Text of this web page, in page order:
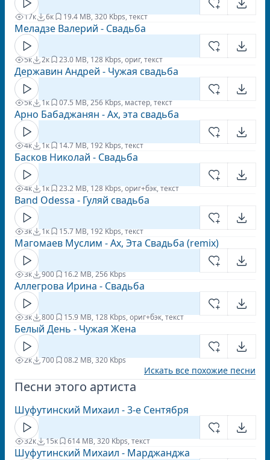
17к 6к 19.4 MB, 320 Kbps, текст
Меладзе Валерий - Свадьба
5к 2к 23.0 MB, 128 Kbps, ориг, текст
Державин Андрей - Чужая свадьба
5к 1к 07.5 MB, 256 Kbps, мастер, текст
Арно Бабаджанян - Ах, эта свадьба
4к 1к 14.7 MB, 192 Kbps, текст
Басков Николай - Свадьба
4к 1к 23.2 MB, 128 Kbps, ориг+бэк, текст
Band Odessa - Гуляй свадьба
3к 1к 15.7 MB, 192 Kbps, текст
Магомаев Муслим - Ах, Эта Свадьба (remix)
3к 900 16.2 MB, 256 Kbps
Аллегрова Ирина - Свадьба
3к 800 15.9 MB, 128 Kbps, ориг+бэк, текст
Белый День - Чужая Жена
2к 700 08.2 MB, 320 Kbps
Искать все похожие песни
Песни этого артиста
Шуфутинский Михаил - 3-е Сентября
32к 15к 614 MB, 320 Kbps, текст
Шуфутинский Михаил - Марджанджа